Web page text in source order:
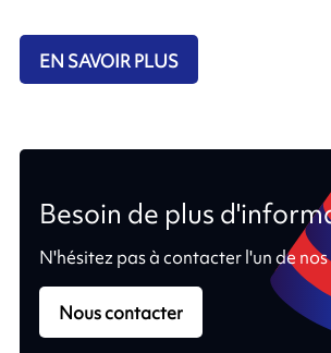
EN SAVOIR PLUS
Besoin de plus
N'hésitez pas à contacter l'un de
Nous contacter